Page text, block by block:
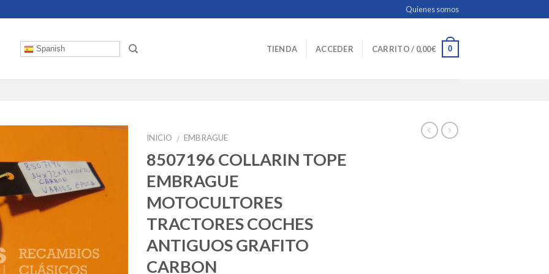
Quienes somos
Spanish TIENDA ACCEDER CARRITO / 0,00€ 0
INICIO / EMBRAGUE
8507196 COLLARIN TOPE
EMBRAGUE
MOTOCULTORES
TRACTORES COCHES
ANTIGUOS GRAFITO
CARBON